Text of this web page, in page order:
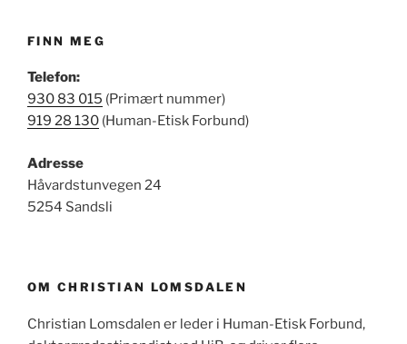
FINN MEG
Telefon:
930 83 015 (Primært nummer)
919 28 130 (Human-Etisk Forbund)
Adresse
Håvardstunvegen 24
5254 Sandsli
OM CHRISTIAN LOMSDALEN
Christian Lomsdalen er leder i Human-Etisk Forbund,